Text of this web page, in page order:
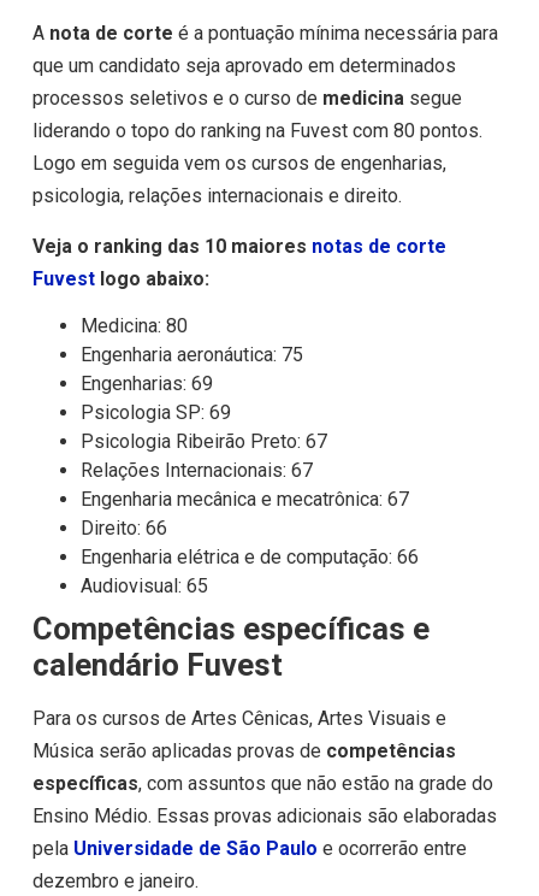
A nota de corte é a pontuação mínima necessária para
que um candidato seja aprovado em determinados
processos seletivos e o curso de medicinasegue
liderando o topo do ranking na Fuvest com 80 pontos.
Logo em seguida vem os cursos de engenharias,
psicologia, relações internacionais e direito.
Veja o ranking das 10 maiores notas de corte
Fuvestlogo abaixo:
Medicina: 80
Engenharia aeronáutica: 75
Engenharias: 69
Psicologia SP: 69
Psicologia Ribeirão Preto: 67
Relações Internacionais: 67
Engenharia mecânica e mecatrônica: 67
Direito: 66
Engenharia elétrica e de computação: 66
Audiovisual: 65
Competências específicas e
calendário Fuvest
Para os cursos de Artes Cênicas, Artes Visuais e
Música serão aplicadas provas de competências
específicas, com assuntos que não estão na grade do
Ensino Médio. Essas provas adicionais são elaboradas
pela Universidade de São Paulo e ocorrerão entre
dezembro e janeiro.